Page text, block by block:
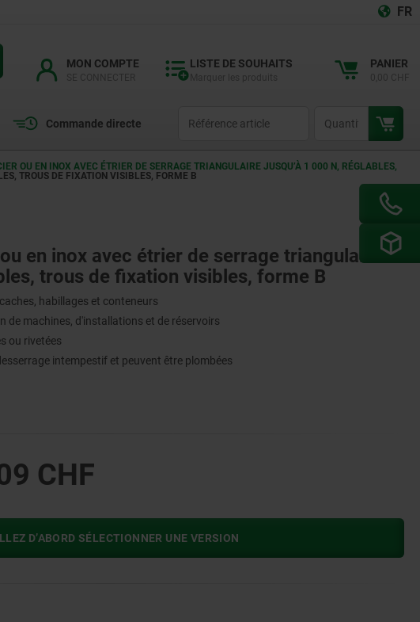
FR
MON COMPTE LISTE DE SOUHAITS PANIER
Commande directe
OU EN INOX AVEC ÉTRIER DE SERRAGE TRIANGULAIRE JUSQU’À 1 000 N, RÉGLABLES,
TROUS DE FIXATION VISIBLES, FORME B
en inox avec étrier de serrage triangulaire
trous de fixation visibles, forme B
habillages et conteneurs
de machines, d'installations et de réservoirs
ou rivetées
intempestif et peuvent être plombées
CHF
D’ABORD SÉLECTIONNER UNE VERSION